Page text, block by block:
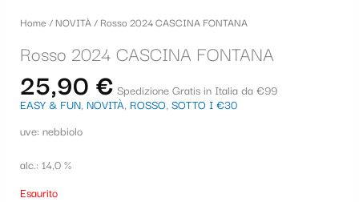
Home /NOVITÀ/ Rosso 2024 CASCINA FONTANA
Rosso 2024 CASCINA FONTANA
25,90 € Spedizione Gratis in Italia da €99
EASY & FUN, NOVITÀ, ROSSO, SOTTO I €30
uve: nebbiolo
alc.: 14,0 %
Esaurito
o
n
a
u
n
a
c